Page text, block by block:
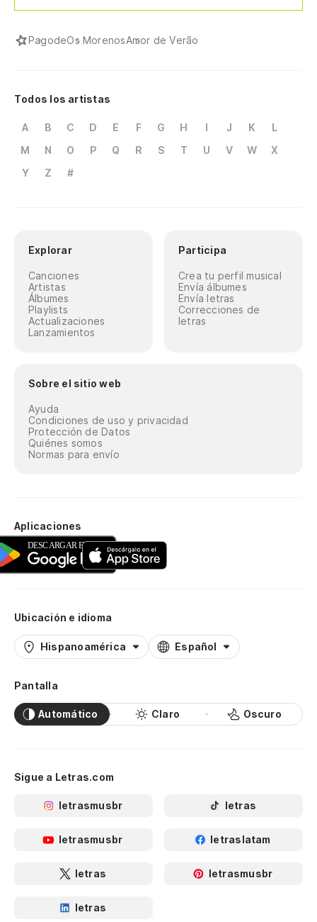
PagodeOs MorenosAmor de Verão
Todos los artistas
A B C D E F G H I J K
L
M
N O P Q R S T U V W
X
Y
Z #
Explorar
Canciones
Artistas
Álbumes
Playlists
Actualizaciones
Lanzamientos
Participa
Crea tu perfil musical
Envía álbumes
Envía letras
Correcciones de
letras
Sobre el sitio web
Ayuda
Condiciones de uso y privacidad
Protección de Datos
Quiénes somos
Normas para envío
Aplicaciones
Ubicación e idioma
Hispanoamérica Español
Pantalla
Automático Claro Oscuro
Sigue a Letras.com
letrasmusbr letras
letrasmusbr letraslatam
letras letrasmusbr
letras